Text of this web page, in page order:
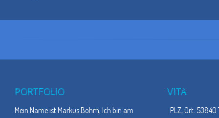
PORTFOLIO
Mein Name ist Markus Böhm, Ich bin am
VITA
PLZ, Ort: